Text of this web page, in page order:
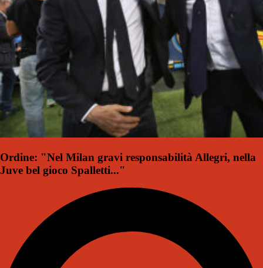
Ordine: "Nel Milan gravi responsabilità Allegri, nella
Juve bel gioco Spalletti..."